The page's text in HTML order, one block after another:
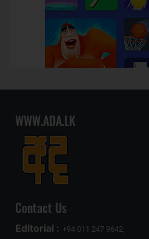
WWW.ADA.LK
Contact Us
Editorial : +94 011 247 9642,